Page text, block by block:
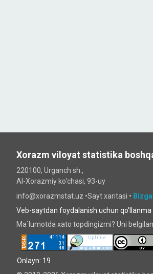
Xorazm viloyat statistika
220100, Urganch sh.,
Al-Xorazmiy ko‘chаsi, 93-uy
info@xorazmstat.uz •Sayt xaritasi •
Veb-saytdan foydalanish uchun qo'llanma
Ma`lumotda xato topdingizmi? Uni
Onlayn: 19